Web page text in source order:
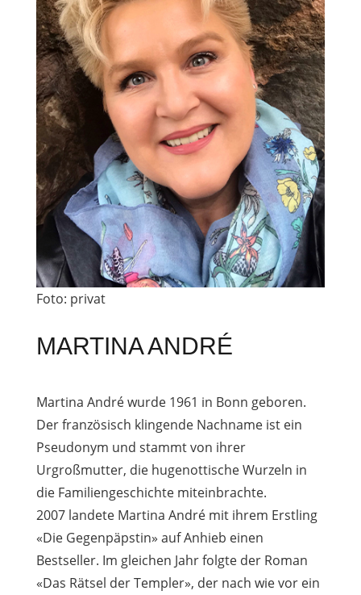
Foto: privat
MARTINA ANDRÉ
Martina André wurde 1961 in Bonn geboren.
Der französisch klingende Nachname ist ein
Pseudonym und stammt von ihrer
Urgroßmutter, die hugenottische Wurzeln in
die Familiengeschichte miteinbrachte.
2007 landete Martina André mit ihrem Erstling
«Die Gegenpäpstin» auf Anhieb einen
Bestseller. Im gleichen Jahr folgte der Roman
«Das Rätsel der Templer», der nach wie vor ein